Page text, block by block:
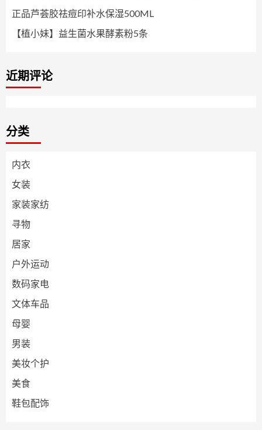
正品芦荟胶祛痘印补水保湿500ML
【植小妹】益生菌水果酵素粉5条
近期评论
分类
内衣
女装
家装家纺
寻物
居家
户外运动
数码家电
文体车品
母婴
男装
美妆个护
美食
鞋包配饰